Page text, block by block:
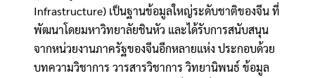
Infrastructure) เป็นฐานข้อมูลใหญ่ระดับชาติของจีน ที่
พัฒนาโดยมหาวิทยาลัยชินหัว และได้รับการสนับสนุน
จากหน่วยงานภาครัฐของจีนอีกหลายแห่ง ประกอบด้วย
บทความวิชาการ วารสารวิชาการ วิทยานิพนธ์ ข้อมูล